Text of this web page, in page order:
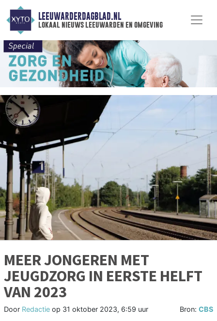
LEEUWARDERDAGBLAD.NL
lokaal nieuws leeuwarden en omgeving
MEER JONGEREN MET
JEUGDZORG IN EERSTE HELFT
VAN 2023
Door Redactie op 31 oktober 2023, 6:59 uur Bron: CBS